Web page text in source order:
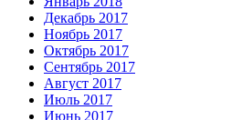
Декабрь 2017
Ноябрь 2017
Октябрь 2017
Сентябрь 2017
Август 2017
Июль 2017
Июнь 2017